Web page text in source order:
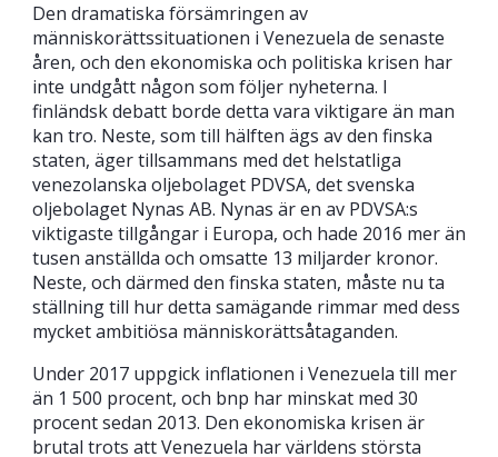
Den dramatiska försämringen av
människorättssituationen i Venezuela de senaste
åren, och den ekonomiska och politiska krisen har
inte undgått någon som följer nyheterna. I
finländsk debatt borde detta vara viktigare än man
kan tro. Neste, som till hälften ägs av den finska
staten, äger tillsammans med det helstatliga
venezolanska oljebolaget PDVSA, det svenska
oljebolaget Nynas AB. Nynas är en av PDVSA:s
viktigaste tillgångar i Europa, och hade 2016 mer än
tusen anställda och omsatte 13 miljarder kronor.
Neste, och därmed den finska staten, måste nu ta
ställning till hur detta samägande rimmar med dess
mycket ambitiösa människorättsåtaganden.
Under 2017 uppgick inflationen i Venezuela till mer
än 1 500 procent, och bnp har minskat med 30
procent sedan 2013. Den ekonomiska krisen är
brutal trots att Venezuela har världens största